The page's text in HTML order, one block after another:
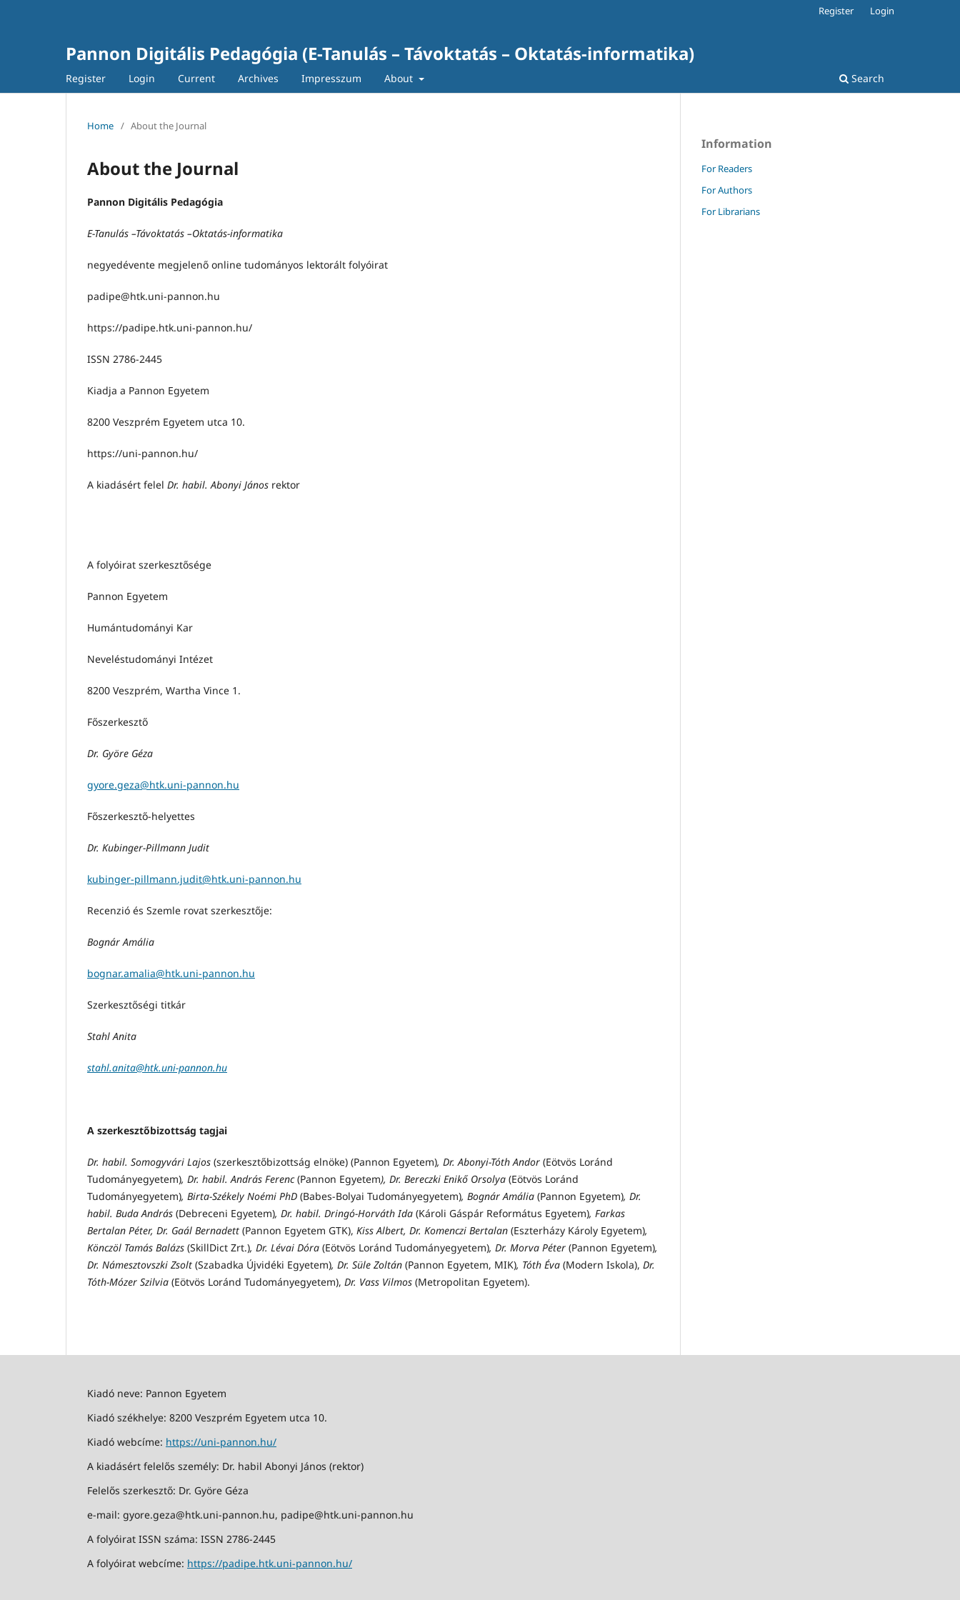
Pannon Digitális Pedagógia (E-Tanulás – Távoktatás – Oktatás-informatika)
Register Login Current Archives Impresszum About Search
Register Login
Home / About the Journal
About the Journal
Pannon Digitális Pedagógia
E-Tanulás –Távoktatás –Oktatás-informatika
negyedévente megjelenő online tudományos lektorált folyóirat
padipe@htk.uni-pannon.hu
https://padipe.htk.uni-pannon.hu/
ISSN 2786-2445
Kiadja a Pannon Egyetem
8200 Veszprém Egyetem utca 10.
https://uni-pannon.hu/
A kiadásért felel Dr. habil. Abonyi János rektor
A folyóirat szerkesztősége
Pannon Egyetem
Humántudományi Kar
Neveléstudományi Intézet
8200 Veszprém, Wartha Vince 1.
Főszerkesztő
Dr. Györe Géza
gyore.geza@htk.uni-pannon.hu
Főszerkesztő-helyettes
Dr. Kubinger-Pillmann Judit
kubinger-pillmann.judit@htk.uni-pannon.hu
Recenzió és Szemle rovat szerkesztője:
Bognár Amália
bognar.amalia@htk.uni-pannon.hu
Szerkesztőségi titkár
Stahl Anita
stahl.anita@htk.uni-pannon.hu
A szerkesztőbizottság tagjai
Dr. habil. Somogyvári Lajos (szerkesztőbizottság elnöke) (Pannon Egyetem), Dr. Abonyi-Tóth Andor (Eötvös Loránd
Tudományegyetem), Dr. habil. András Ferenc(Pannon Egyetem), Dr. Bereczki Enikő Orsolya (Eötvös Loránd
Tudományegyetem), Birta-Székely Noémi PhD (Babes-Bolyai Tudományegyetem), Bognár Amália (Pannon Egyetem), Dr.
habil. Buda András (Debreceni Egyetem), Dr. habil. Dringó-Horváth Ida (Károli Gáspár Református Egyetem), Farkas
Bertalan Péter, Dr. Gaál Bernadett (Pannon Egyetem GTK), Kiss Albert, Dr. Komenczi Bertalan (Eszterházy Károly Egyetem),
Könczöl Tamás Balázs (SkillDict Zrt.), Dr. Lévai Dóra (Eötvös Loránd Tudományegyetem), Dr. Morva Péter (Pannon Egyetem),
Dr. Námesztovszki Zsolt (Szabadka Újvidéki Egyetem), Dr. Süle Zoltán (Pannon Egyetem, MIK), Tóth Éva (Modern Iskola), Dr.
Tóth-Mózer Szilvia (Eötvös Loránd Tudományegyetem), Dr. Vass Vilmos (Metropolitan Egyetem).
Information
For Readers
For Authors
For Librarians
Kiadó neve: Pannon Egyetem
Kiadó székhelye: 8200 Veszprém Egyetem utca 10.
Kiadó webcíme: https://uni-pannon.hu/
A kiadásért felelős személy: Dr. habil Abonyi János (rektor)
Felelős szerkesztő: Dr. Györe Géza
e-mail: gyore.geza@htk.uni-pannon.hu, padipe@htk.uni-pannon.hu
A folyóirat ISSN száma: ISSN 2786-2445
A folyóirat webcíme: https://padipe.htk.uni-pannon.hu/